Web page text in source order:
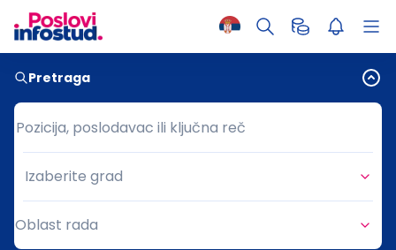
Pretraga
Pozicija, poslodavac ili ključna reč
Pozicija, poslodavac ili ključna reč
Grad
Izaberite grad
Oblast rada